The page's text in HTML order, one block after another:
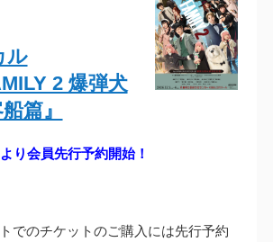
ル
2 爆弾犬
篇』
り会員先行予約開始！
でのチケットのご購入には先行予約